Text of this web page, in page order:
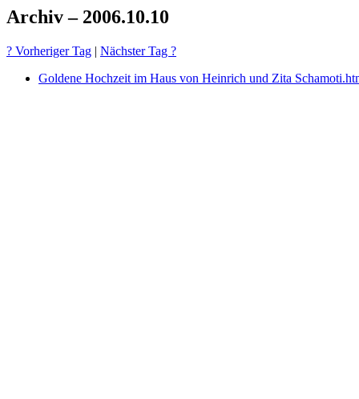
Archiv – 2006.10.10
? Vorheriger Tag | Nächster Tag ?
Goldene Hochzeit im Haus von Heinrich und Zita